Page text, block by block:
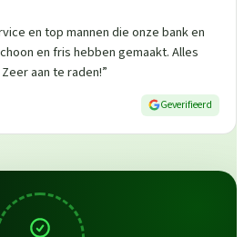
en top mannen die onze bank en
en fris hebben gemaakt. Alles
aan te raden!”
Geverifieerd